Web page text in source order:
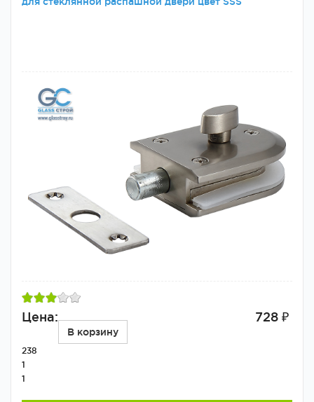
Цена: 728 ₽
В корзину
238
1
1